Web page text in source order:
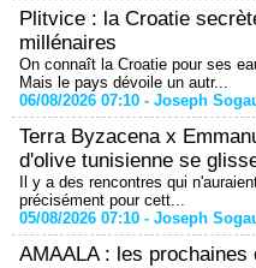
Plitvice : la Croatie
millénaires
On connaît la Croatie pour ses
Mais le pays dévoile un autr...
06/08/2026 07:10 - Joseph
Terra Byzacena x
d'olive tunisienne se
Il y a des rencontres qui
précisément pour cett...
05/08/2026 07:10 - Joseph
AMAALA : les